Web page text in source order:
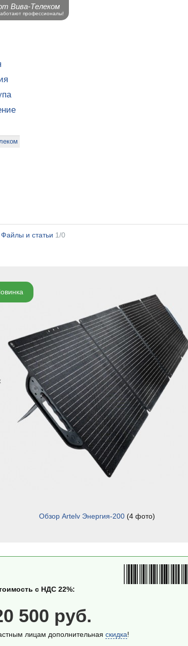
Файлы и статьи 1/0
Обзор Artelv Энергия-200(4 фото)
с НДС 22%:
500 руб.
лицам дополнительная скидка!
Вива-Телеком
профессионалы!